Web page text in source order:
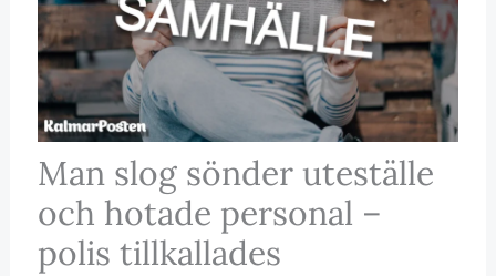
Man slog sönder uteställe
och hotade personal –
polis tillkallades